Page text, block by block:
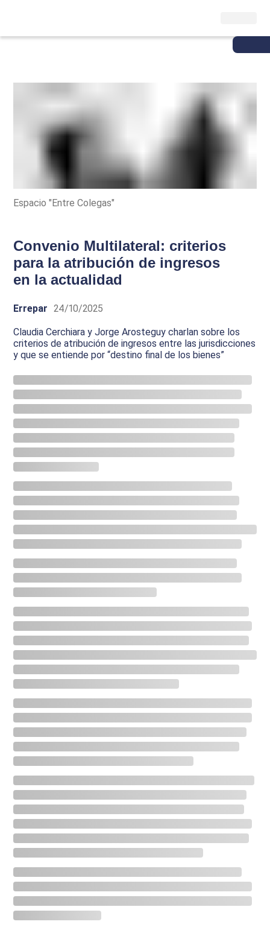
Espacio "Entre Colegas"
Convenio Multilateral: criterios
para la atribución de ingresos
en la actualidad
Errepar 24/10/2025
Claudia Cerchiara y Jorge Arosteguy charlan sobre los
criterios de atribución de ingresos entre las jurisdicciones
y que se entiende por “destino final de los bienes”